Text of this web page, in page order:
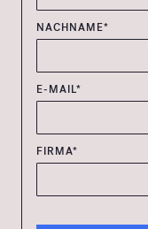
NACHNAME*
E-MAIL*
FIRMA*